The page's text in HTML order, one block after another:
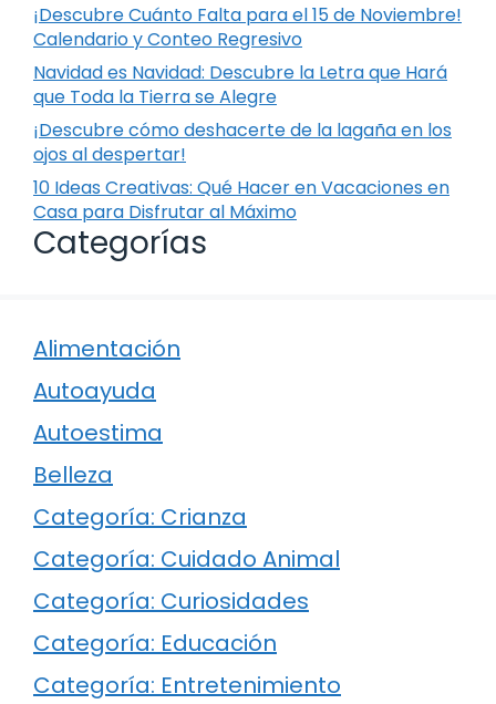
¡Descubre Cuánto Falta para el 15 de Noviembre!
Calendario y Conteo Regresivo
Navidad es Navidad: Descubre la Letra que Hará
que Toda la Tierra se Alegre
¡Descubre cómo deshacerte de la lagaña en los
ojos al despertar!
10 Ideas Creativas: Qué Hacer en Vacaciones en
Casa para Disfrutar al Máximo
Categorías
Alimentación
Autoayuda
Autoestima
Belleza
Categoría: Crianza
Categoría: Cuidado Animal
Categoría: Curiosidades
Categoría: Educación
Categoría: Entretenimiento